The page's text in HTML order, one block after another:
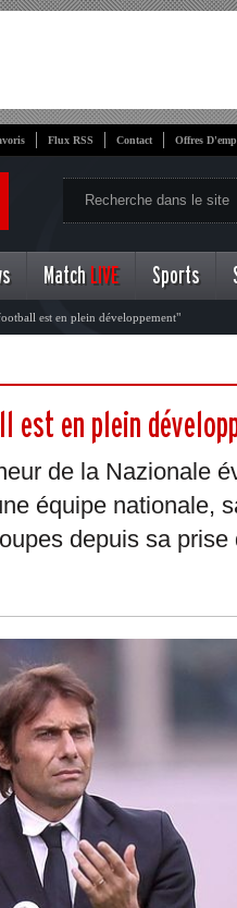
Flux RSS Contact Offres
Match LIVE Sports
est en plein développement"
est en plein
de la Nazionale
équipe nationale,
depuis sa